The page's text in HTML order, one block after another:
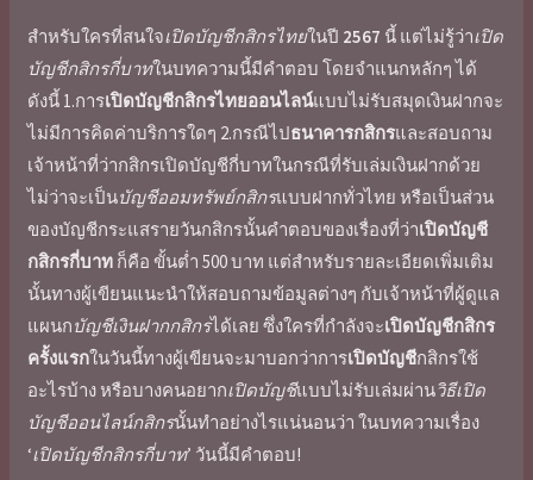
สำหรับใครที่สนใจเปิดบัญชีกสิกรไทยในปี 2567 นี้ แต่ไม่รู้ว่าเปิด
บัญชีกสิกรกี่บาทในบทความนี้มีคำตอบ โดยจำแนกหลักๆ ได้
ดังนี้ 1.การเปิดบัญชีกสิกรไทยออนไลน์แบบไม่รับสมุดเงินฝากจะ
ไม่มีการคิดค่าบริการใดๆ 2.กรณีไปธนาคารกสิกรและสอบถาม
เจ้าหน้าที่ว่ากสิกรเปิดบัญชีกี่บาทในกรณีที่รับเล่มเงินฝากด้วย
ไม่ว่าจะเป็นบัญชีออมทรัพย์กสิกรแบบฝากทั่วไทย หรือเป็นส่วน
ของบัญชีกระแสรายวันกสิกรนั้นคำตอบของเรื่องที่ว่าเปิดบัญชี
กสิกรกี่บาท ก็คือ ขั้นต่ำ 500 บาท แต่สำหรับรายละเอียดเพิ่มเติม
นั้นทางผู้เขียนแนะนำให้สอบถามข้อมูลต่างๆ กับเจ้าหน้าที่ผู้ดูแล
แผนกบัญชีเงินฝากกสิกรได้เลย ซึ่งใครที่กำลังจะเปิดบัญชีกสิกร
ครั้งแรกในวันนี้ทางผู้เขียนจะมาบอกว่าการเปิดบัญชีกสิกรใช้
อะไรบ้างหรือบางคนอยากเปิดบัญชีแบบไม่รับเล่มผ่านวิธีเปิด
บัญชีออนไลน์กสิกรนั้นทำอย่างไรแน่นอนว่า ในบทความเรื่อง
‘เปิดบัญชีกสิกรกี่บาท’ วันนี้มีคำตอบ!